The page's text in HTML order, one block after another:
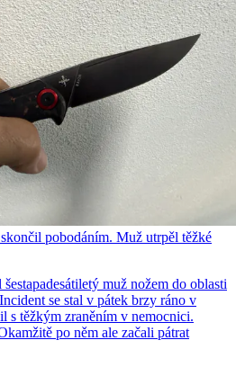
pobodáním. Muž utrpěl těžké
muž nožem do oblasti
se stal v pátek brzy ráno v
s těžkým zraněním v nemocnici.
po něm ale začali pátrat